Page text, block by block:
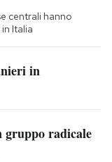
centrali hanno
Italia
in
gruppo radicale